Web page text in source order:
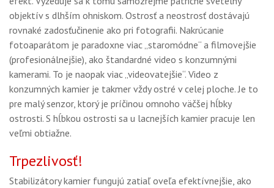
objektív s dlhším ohniskom. Ostrosť a neostrosť dostávajú
rovnaké zadosťučinenie ako pri fotografii. Nakrúcanie
fotoaparátom je paradoxne viac „staromódne“ a filmovejšie
(profesionálnejšie), ako štandardné video s konzumnými
kamerami. To je naopak viac „videovatejšie“. Video z
konzumných kamier je takmer vždy ostré v celej ploche. Je to
pre malý senzor, ktorý je príčinou omnoho väčšej hĺbky
ostrosti. S hĺbkou ostrosti sa u lacnejších kamier pracuje len
veľmi obtiažne.
Trpezlivosť!
Stabilizátory kamier fungujú zatiaľ oveľa efektívnejšie, ako